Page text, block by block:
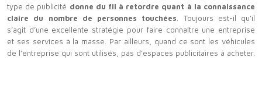
type de publicité donne du fil à retordre quant à la connaissance
claire du nombre de personnes touchées . Toujours est-il qu’il
s’agit d’une excellente stratégie pour faire connaître une entreprise
et ses services à la masse. Par ailleurs, quand ce sont les véhicules
de l’entreprise qui sont utilisés, pas d’espaces publicitaires à acheter.